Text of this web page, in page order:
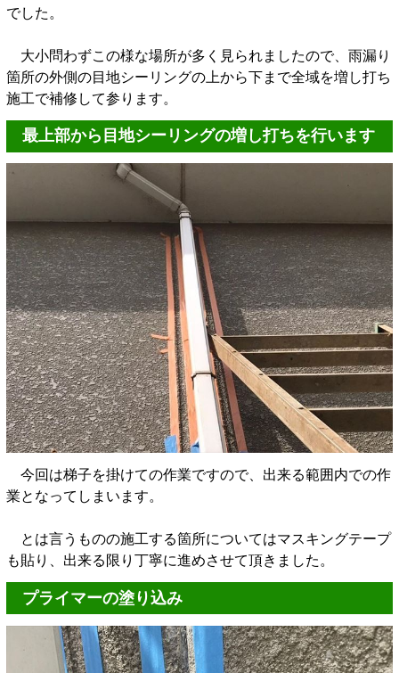
でした。
大小問わずこの様な場所が多く見られましたので、雨漏り
箇所の外側の目地シーリングの上から下まで全域を増し打ち
施工で補修して参ります。
最上部から目地シーリングの増し打ちを行います
今回は梯子を掛けての作業ですので、出来る範囲内での作
業となってしまいます。
とは言うものの施工する箇所についてはマスキングテープ
も貼り、出来る限り丁寧に進めさせて頂きました。
プライマーの塗り込み